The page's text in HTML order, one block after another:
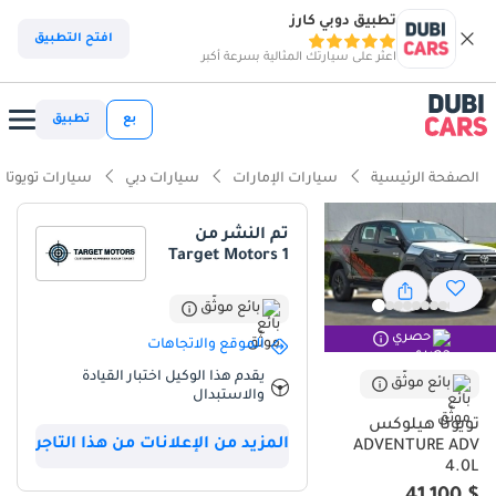
تطبيق دوبي كارز
اعثر على سيارتك المثالية بسرعة أكبر
افتح التطبيق
بع تطبيق
الصفحة الرئيسية سيارات الإمارات سيارات دبي سيارات تويوتا
حصري
بائع موثّق
تويوتا هيلوكس
ADVENTURE ADV
4.0L
تم النشر من
Target Motors 1
بائع موثّق
الموقع والاتجاهات
يقدم هذا الوكيل اختبار القيادة
والاستبدال
المزيد من الإعلانات من هذا التاجر
ذكاء دوبي كارز
ذكاء دوبيكارز
مصمم خصيصًا للطرق الوعرة
أقل معدل استهلاك في فئته
تصنيف السلامة 5 نجوم من NCAP
تُمثل هذه الشاحنة من طراز هايلوكس 2025 المعيار الذهبي المطلق
للموثوقية والأداء في سوق دول مجلس التعاون الخليجي، إذ تجمع بين
بساطة التصميم الميكانيكي والقدرات الحديثة. وبفضل كونها من طراز
جديد تمامًا وحالتها الممتازة، فهي تتجنب التلف الناتج عن الاستخدام